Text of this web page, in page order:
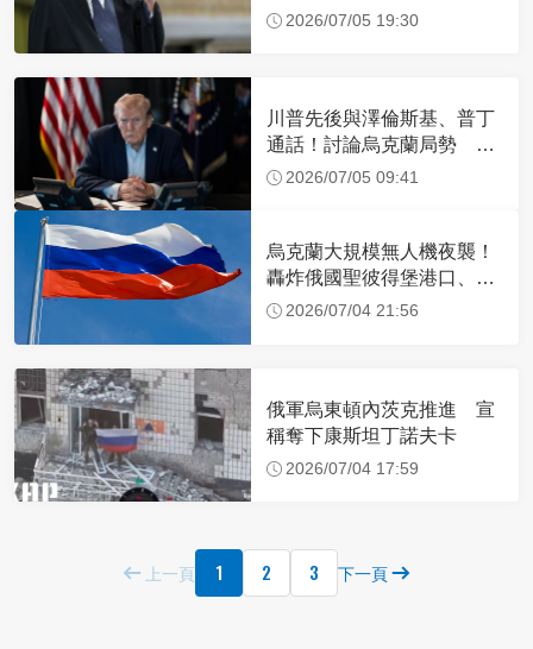
2026/07/05 19:30
川普先後與澤倫斯基、普丁
通話！討論烏克蘭局勢 談
話內容曝光
2026/07/05 09:41
烏克蘭大規模無人機夜襲！
轟炸俄國聖彼得堡港口、石
油設施
2026/07/04 21:56
俄軍烏東頓內茨克推進 宣
稱奪下康斯坦丁諾夫卡
2026/07/04 17:59
上一頁 1 2 3 下一頁